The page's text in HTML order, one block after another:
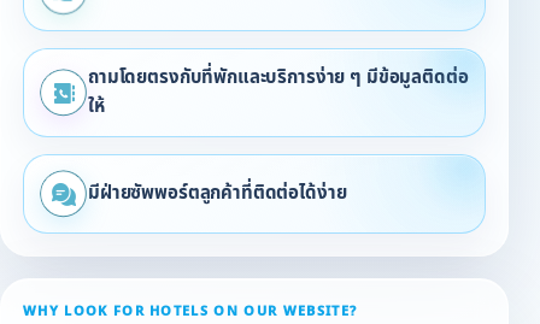
ถามโดยตรงกับที่พักและบริการง่าย ๆ มีข้อมูลติดต่อ
ให้
มีฝ่ายซัพพอร์ตลูกค้าที่ติดต่อได้ง่าย
WHY LOOK FOR HOTELS ON OUR WEBSITE?